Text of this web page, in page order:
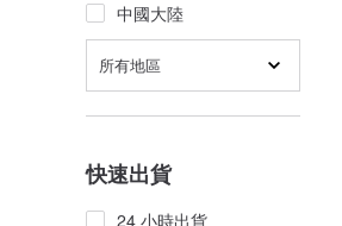
中國大陸
所有地區
快速出貨
24 小時出貨